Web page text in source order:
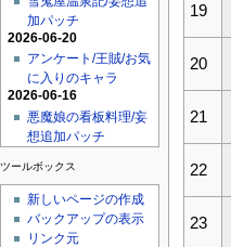
加パッチ
2026-06-20
アンケート/王賊/お気
に入りのキャラ
2026-06-16
悪魔娘の看板料理/妄
想追加パッチ
ツールボックス
新しいページの作成
バックアップの表示
リンク元
19
20
21
22
23